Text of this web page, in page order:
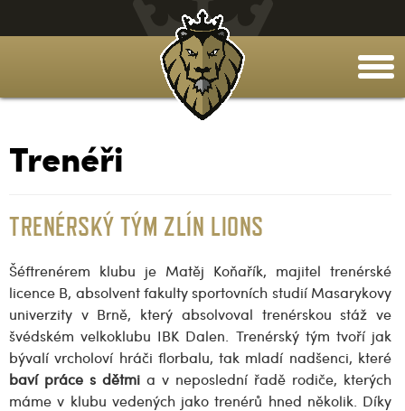
Trenéři
TRENÉRSKÝ TÝM ZLÍN LIONS
Šéftrenérem klubu je Matěj Koňařík, majitel trenérské
licence B, absolvent fakulty sportovních studií Masarykovy
univerzity v Brně, který absolvoval trenérskou stáž ve
švédském velkoklubu IBK Dalen. Trenérský tým tvoří jak
bývalí vrcholoví hráči florbalu, tak mladí nadšenci, které
baví práce s dětmi a v neposlední řadě rodiče, kterých
máme v klubu vedených jako trenérů hned několik. Díky